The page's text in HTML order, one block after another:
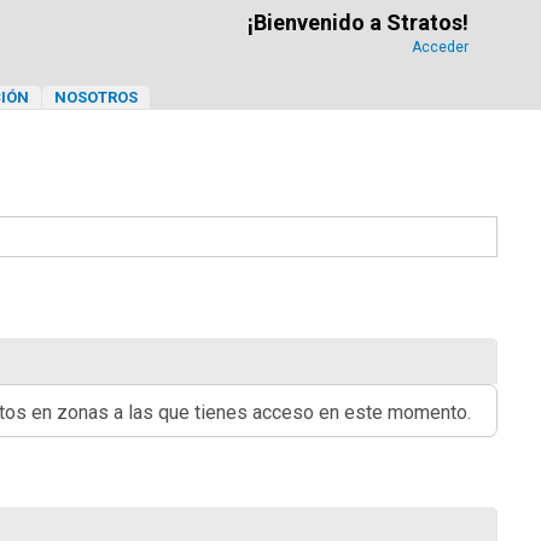
¡Bienvenido a Stratos!
Acceder
NOSOTROS
en zonas a las que tienes acceso en este momento.